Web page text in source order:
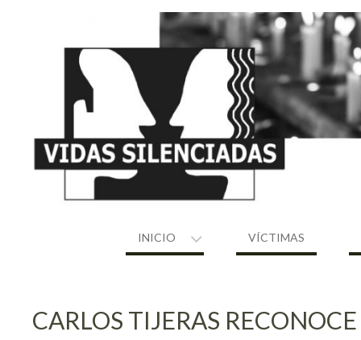
INICIO VÍCTIMAS
CARLOS TIJERAS